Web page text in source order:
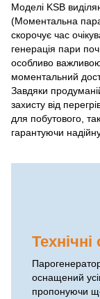
Моделі KSB
(Моментальна
скорочує час
генерація пари
особливо
моментальний
Завдяки
захисту від
для побутового,
гарантуючи
оснащений
пропонуючи